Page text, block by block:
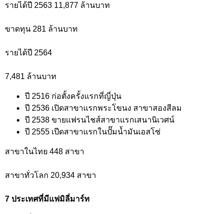
รายได้ปี 2563 11,877 ล้านบาท
ขาดทุน 281 ล้านบาท
รายได้ปี 2564
7,481 ล้านบาท
ปี 2516 ก่อตั้งครั้งแรกที่ญี่ปุ่น
ปี 2536 เปิดสาขาแรกพระโขนง สาขาสองสีลม
ปี 2538 ขายแฟรนไชส์สาขาแรกเสนานิเวศน์
ปี 2555 เปีดสาขาแรกในปั๊มน้ำมันเอสโซ่
สาขาในไทย 448 สาขา
สาขาทั่วโลก 20,934 สาขา
7 ประเทศที่มีแฟมิลี่มาร์ท